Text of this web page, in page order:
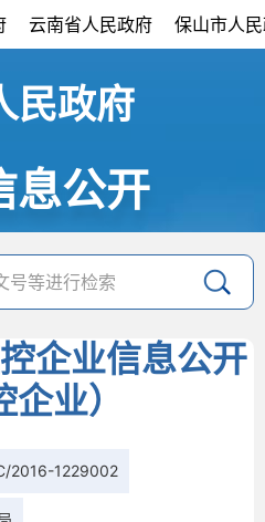
云南省人民政府 保山市人
民政府
息公开
企业信息公开
企业）
2016-1229002